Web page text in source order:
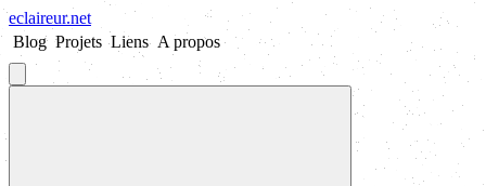
eclaireur.net
Blog Projets Liens A propos